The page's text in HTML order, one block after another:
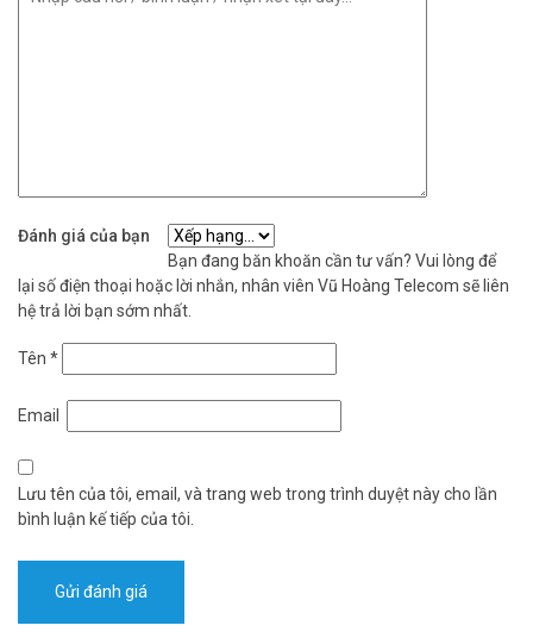
Đánh giá của bạn
Bạn đang băn khoăn cần tư vấn? Vui lòng để
lại số điện thoại hoặc lời nhắn, nhân viên Vũ Hoàng Telecom sẽ liên
hệ trả lời bạn sớm nhất.
Tên *
Email
Lưu tên của tôi, email, và trang web trong trình duyệt này cho lần
bình luận kế tiếp của tôi.